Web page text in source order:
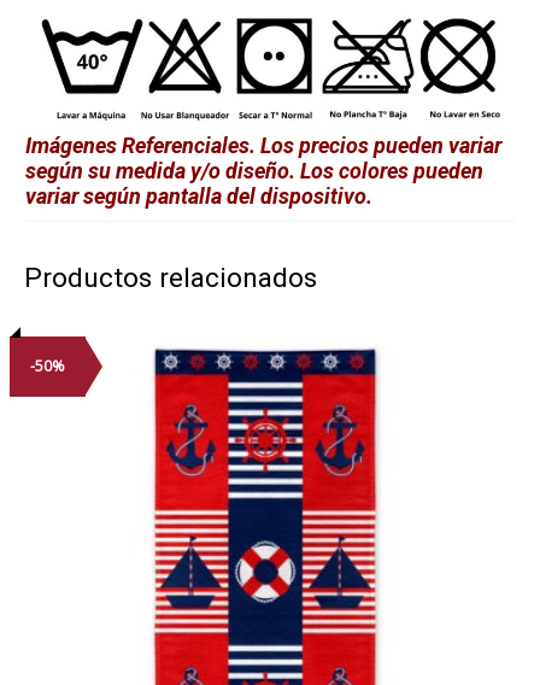
Imágenes Referenciales. Los precios pueden variar
según su medida y/o diseño. Los colores pueden
variar según pantalla del dispositivo.
Productos relacionados
-50%